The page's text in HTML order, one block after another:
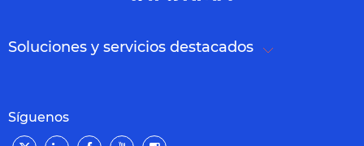
Soluciones y servicios destacados
Síguenos